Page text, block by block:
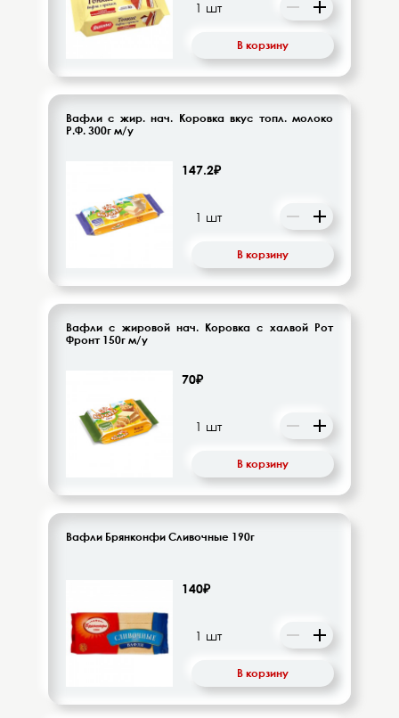
В корзину
Вафли с жир. нач. Коровка вкус топл. молоко
Р.Ф. 300г м/у
147.2₽
В корзину
Вафли с жировой нач. Коровка с халвой Рот
Фронт 150г м/у
70₽
В корзину
Вафли Брянконфи Сливочные 190г
140₽
В корзину